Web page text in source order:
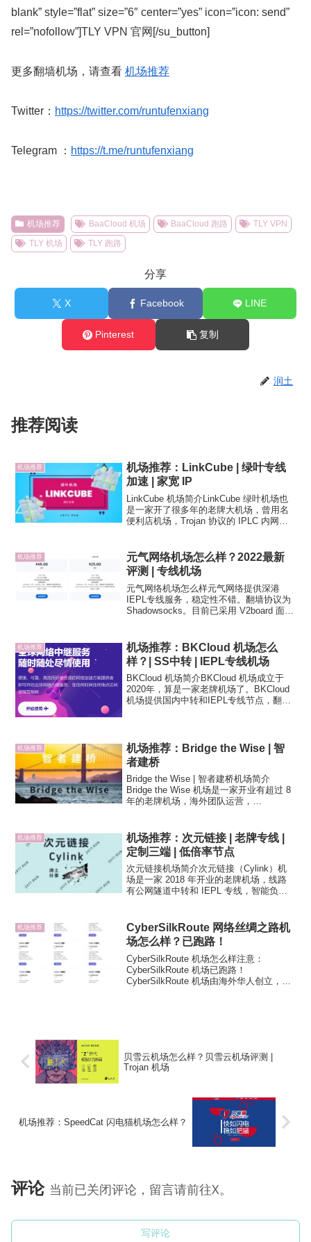
blank” style=”flat” size=”6″ center=”yes” icon=”icon: send”
rel=”nofollow”]TLY VPN 官网[/su_button]
更多翻墙机场，请查看 机场推荐
Twitter： https://twitter.com/runtufenxiang
Telegram ： https://t.me/runtufenxiang
机场推荐 BaaCloud 机场 BaaCloud 跑路
TLY VPN
TLY 机场
TLY 跑路
分享
X Facebook LINE
Pinterest 复制
润土
推荐阅读
机场推荐
机场推荐：LinkCube | 绿叶专线
加速 | 家宽 IP
LinkCube 机场简介LinkCube 绿叶机场也
是一家开了很多年的老牌大机场，曾用名
便利店机场，Trojan 协议的 IPLC 内网专
点的 IP 是家宽 IP，含...
机场推荐
元气网络机场怎么样？2022最新
评测 | 专线机场
元气网络机场怎么样元气网络提供深港
IEPL专线服务，稳定性不错。翻墙协议为
Shadowsocks。目前已采用 V2board 面
场套餐价格所有套餐可用100+全节点...
机场推荐
机场推荐：BKCloud 机场怎么
样？| SS中转 | IEPL专线机场
BKCloud 机场简介BKCloud 机场成立于
2020年，算是一家老牌机场了。BKCloud
机场提供国内中转和IEPL专线节点，翻墙
机场推荐
机场推荐：Bridge the Wise | 智
者建桥
Bridge the Wise | 智者建桥机场简介
Bridge the Wise 机场是一家开业有超过 8
年的老牌机场，海外团队运营，
持 Netfl...
机场推荐
机场推荐：次元链接 | 老牌专线 |
定制三端 | 低倍率节点
次元链接机场简介次元链接（Cylink）机
场是一家 2018 年开业的老牌机场，线路
有公网隧道中转和 IEPL 专线，智能负载
（Windows、Mac 和 Andr...
机场推荐
CyberSilkRoute 网络丝绸之路机
场怎么样？已跑路！
CyberSilkRoute 机场怎么样注意：
CyberSilkRoute 机场已跑路！
CyberSilkRoute 机场由海外华人创立，采
贝雪云机场怎么样？贝雪云机场评测 |
Trojan 机场
机场推荐：SpeedCat 闪电猫机场怎么样？
评论 当前已关闭评论，留言请前往X。
写评论